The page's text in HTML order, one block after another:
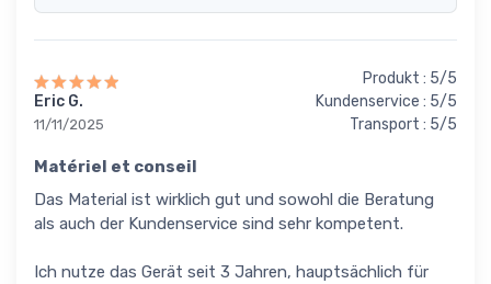
Eric G.
11/11/2025
Produkt : 5/5
Kundenservice : 5/5
Transport : 5/5
Matériel et conseil
Das Material ist wirklich gut und sowohl die Beratung
als auch der Kundenservice sind sehr kompetent.
Ich nutze das Gerät seit 3 Jahren, hauptsächlich für